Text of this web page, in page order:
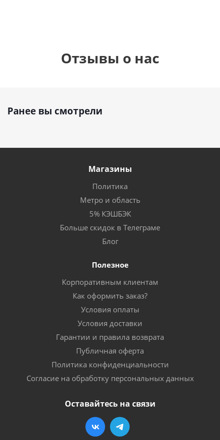
Отзывы о нас
Ранее вы смотрели
Магазины
Политика
Метро и область
5% КЭШБЭК
Больше скидок в Телеграме
Блог
Полезное
Корпоративным клиентам
Как оформить заказ?
Условия оплаты
Условия доставки
Гарантии и правила возврата
Публичная оферта
Политика конфиденциальности
Согласие на обработку персональных данных
Оставайтесь на связи